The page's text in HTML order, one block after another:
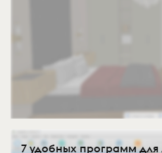
7 удобных программ